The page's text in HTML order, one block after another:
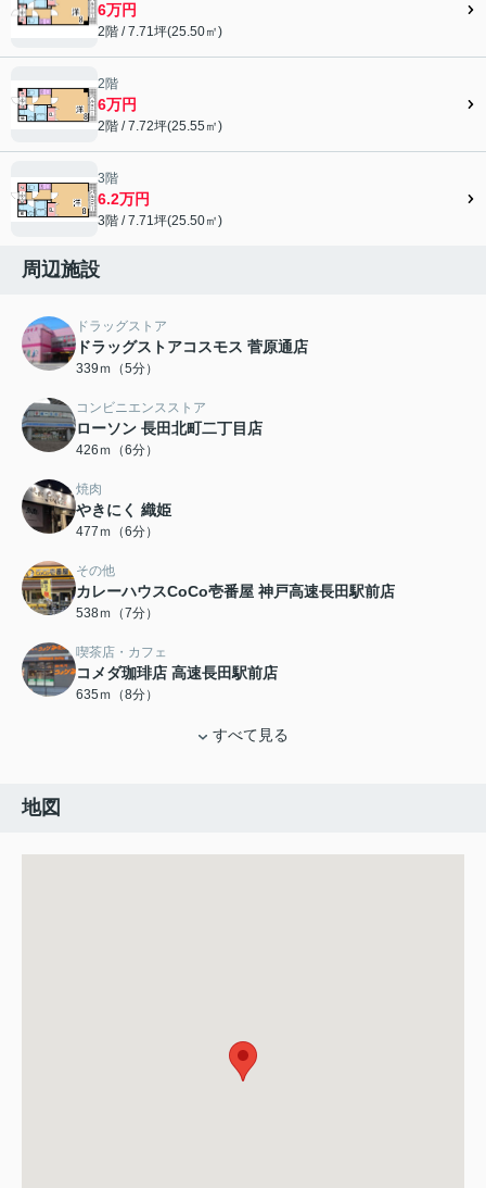
6万円
2階 / 7.71坪(25.50㎡)
2階
6万円
2階 / 7.72坪(25.55㎡)
3階
6.2万円
3階 / 7.71坪(25.50㎡)
周辺施設
ドラッグストア
ドラッグストアコスモス 菅原通店
339ｍ（5分）
コンビニエンスストア
ローソン 長田北町二丁目店
426ｍ（6分）
焼肉
やきにく 織姫
477ｍ（6分）
その他
カレーハウスCoCo壱番屋 神戸高速長田駅前店
538ｍ（7分）
喫茶店・カフェ
コメダ珈琲店 高速長田駅前店
635ｍ（8分）
すべて見る
地図